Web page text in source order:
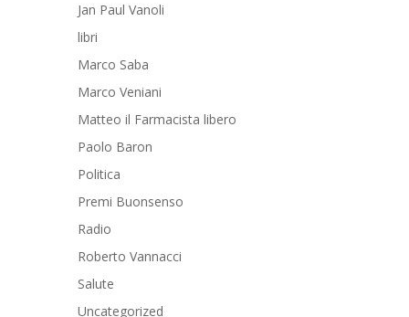
Jan Paul Vanoli
libri
Marco Saba
Marco Veniani
Matteo il Farmacista libero
Paolo Baron
Politica
Premi Buonsenso
Radio
Roberto Vannacci
Salute
Uncategorized